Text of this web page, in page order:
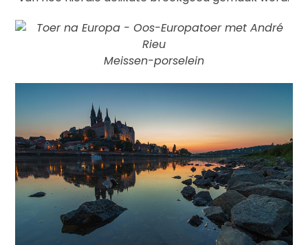
Meissen-porselein